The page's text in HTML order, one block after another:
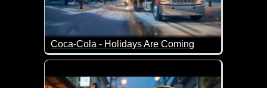
Coca-Cola - Holidays Are Coming
Ein tolles Weihnachts-Video von Coca-Cola.